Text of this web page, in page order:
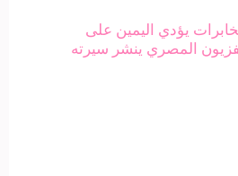
يؤدي اليمين على
المصري ينشر سيرته